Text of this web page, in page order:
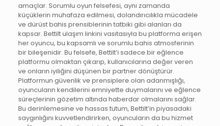
amaçlar. Sorumlu oyun felsefesi, aynı zamanda
küçüklerin muhafaza edilmesi, dolandırıcılıkla mücadele
ve dürüst bahis prensiblerinin tatbiki gibi alanları da
kapsar. Bettilt ulaşım linkini vasıtasıyla bu platforma erişen
her oyuncu, bu kapsamlı ve sorumlu bahis atmosferinin
bir bileşenidir. Bu felsefe, Bettilt’i sadece bir eğlence
platformu olmaktan çıkarıp, kullanıcılarına değer veren
ve onların iyiliğini düşünen bir partner dönüştürür.
Platformun güvenlik ve prensiplere olan adanmışlığı,
oyuncuların kendilerini emniyette duymalarını ve eğlence
süreçlerinin gözetim altında haberdar olmalarını sağlar.
Bu derinlemesine ve hassas tutum, Bettilt’in piyasadaki
saygınlığını kuvvetlendirirken, oyuncuların da bu hizmet